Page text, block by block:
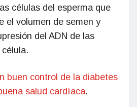
células del esperma que
el volumen de semen y
del ADN de las
buen control de la diabetes
salud cardíaca.